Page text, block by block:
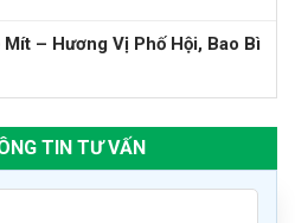
– Hương Vị Phố Hội, Bao Bì
TIN TƯ VẤN